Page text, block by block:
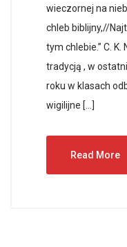
wieczornej na
chleb biblijny,//
tym chlebie.” C.
tradycją , w
roku w klasach
wigilijne […]
Read More